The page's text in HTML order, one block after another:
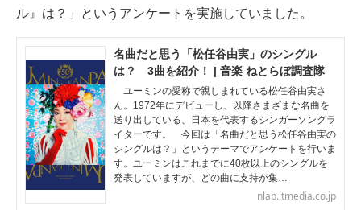
ビジネスと働き方のヒント
AI活用のいまが分かる
企業ITのトレンドを詳説
経営リーダーのコミュニティ
マーケ×ITの今がよく分かる
ITエンジニア向け専門サイト
ル』は？」というアンケートを実施していました。
名曲だと思う「松任谷由実」のシングル
は？ 3曲を紹介！ | 音楽 ねとらぼ調査隊
ユーミンの愛称で親しまれている松任谷由実さ
ん。1972年にデビューし、以降さまざまな名曲を
送り出している、日本を代表するシンガーソングラ
イターです。 今回は「名曲だと思う松任谷由実の
シングルは？」というテーマでアンケートを行いま
す。ユーミンはこれまでに40枚以上のシングルを
発表していますが、どの曲に支持が集…
nlab.itmedia.co.jp